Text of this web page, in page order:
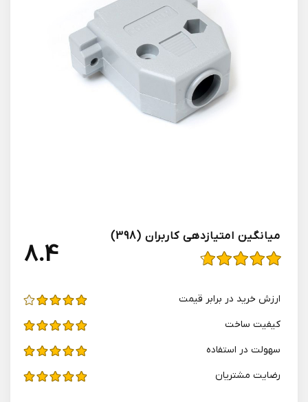
میانگین امتیازدهی کاربران (398)
4.8
ارزش خرید در برابر قیمت
کیفیت ساخت
سهولت در استفاده
رضایت مشتریان